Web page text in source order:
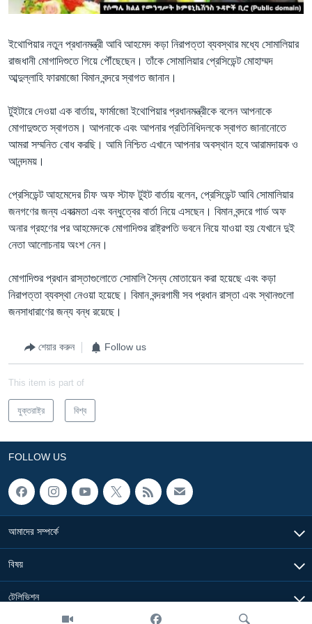
FOLLOW US
অন্য ভাষায় ওয়েব সাইট
ইথোপিয়ার নতুন প্রধানমন্ত্রী আবি আহমেদ কড়া নিরাপত্তা ব্যবস্থার মধ্যে সোমালিয়ার
রাজধানী মোগাদিশুতে গিয়ে পৌঁছেছেন। তাঁকে সোমালিয়ার প্রেসিডেন্ট মোহাম্মদ
আব্দুল্লাহি ফারমাজো বিমান বন্দরে স্বাগত জানান।
টুইটারে দেওয়া এক বার্তায়, ফার্মাজো ইথোপিয়ার প্রধানমন্ত্রীকে বলেন আপনাকে
মোগাদুশুতে স্বাগতম। আপনাকে এবং আপনার প্রতিনিধিদলকে স্বাগত জানানোতে
আমরা সম্মনিত বোধ করছি। আমি নিশ্চিত এখানে আপনার অবস্থান হবে আরামদায়ক ও
আনন্দময়।
প্রেসিডেন্ট আহমেদের চীফ অফ স্টাফ টুইট বার্তায় বলেন, প্রেসিডেন্ট আবি সোমালিয়ার
জনগণের জন্য একাত্মতা এবং বন্ধুত্বের বার্তা নিয়ে এসছেন। বিমান বন্দরে গার্ড অফ
অনার গ্রহণের পর আহমেদকে মোগাদিশুর রাষ্ট্রপতি ভবনে নিয়ে যাওয়া হয় যেখানে দুই
নেতা আলোচনায় অংশ নেন।
মোগাদিশুর প্রধান রাস্তাগুলোতে সোমালি সৈন্য মোতায়েন করা হয়েছে এবং কড়া
নিরাপত্তা ব্যবস্থা নেওয়া হয়েছে। বিমান বন্দরগামী সব প্রধান রাস্তা এবং স্থানগুলো
জনসাধারাণের জন্য বন্ধ রয়েছে।
শেয়ার করুন Follow us
This item is part of
যুক্তরাষ্ট্র বিশ্ব
FOLLOW US
আমাদের সম্পর্কে
বিষয়
টেলিভিশন